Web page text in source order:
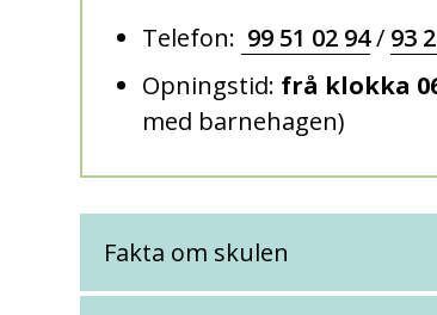
Telefon: 99 51 02 94/ 93
Opningstid: frå klokka
med barnehagen)
Fakta om skulen